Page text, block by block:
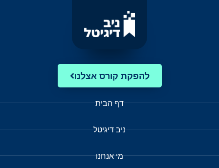
להפקת קורס אצלנו
דף הבית
ניב דיגיטל
מי אנחנו